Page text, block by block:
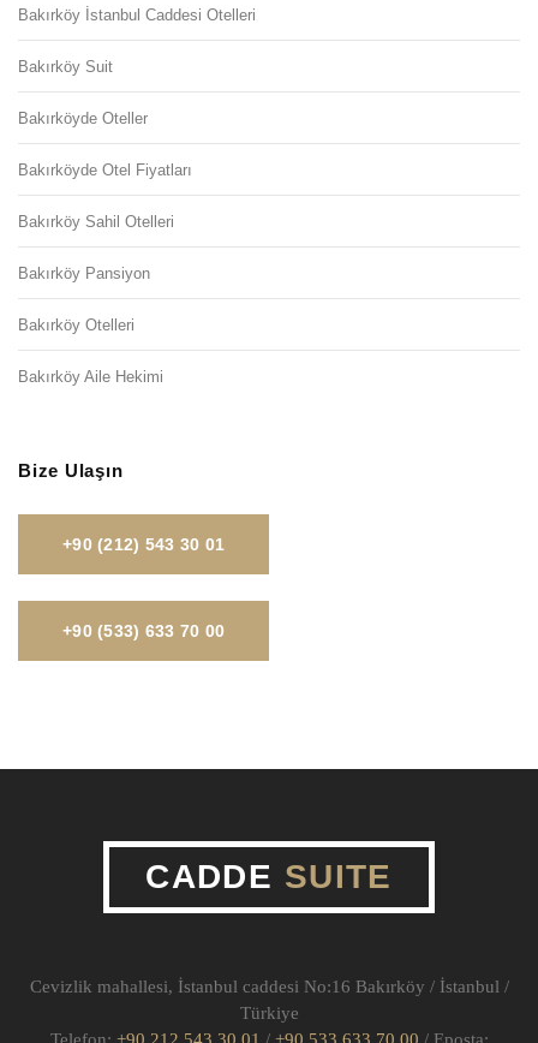
Bakırköy İstanbul Caddesi Otelleri
Bakırköy Suit
Bakırköyde Oteller
Bakırköyde Otel Fiyatları
Bakırköy Sahil Otelleri
Bakırköy Pansiyon
Bakırköy Otelleri
Bakırköy Aile Hekimi
Bize Ulaşın
+90 (212) 543 30 01
+90 (533) 633 70 00
CADDE SUITE
Cevizlik mahallesi, İstanbul caddesi No:16 Bakırköy / İstanbul /
Türkiye